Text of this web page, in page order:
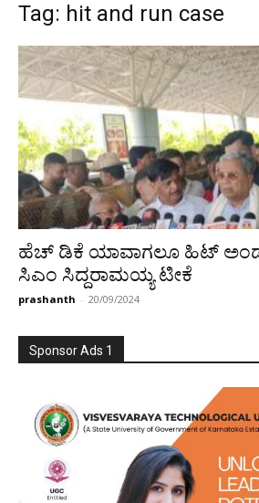
Tag: hit and run case
ಹೆಚ್ ಡಿಕೆ ಯಾವಾಗಲೂ ಹಿಟ್
ಸಿಎಂ ಸಿದ್ದರಾಮಯ್ಯ ಟೀಕೆ
prashanth - 20/09/2024
Sponsor Ads 1